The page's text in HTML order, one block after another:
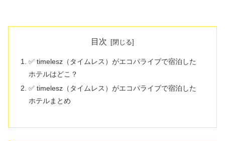
目次
✅ timelesz（タイムレス）がエコパライブで宿泊した
ホテルはどこ？
✅ timelesz（タイムレス）がエコパライブで宿泊した
ホテルまとめ